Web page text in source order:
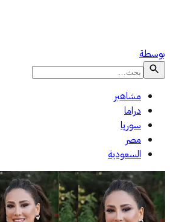
بوسطة
مشاهير
دراما
سوريا
مصر
السعودية